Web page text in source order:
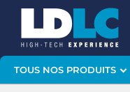
TOUS NOS PRODUITS